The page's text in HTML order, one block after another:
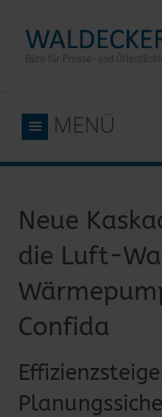
MENÜ
Neue
die Luft-
Confida